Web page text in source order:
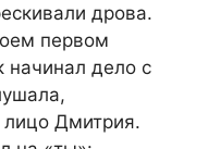
дрова.
первом
начинал дело с
лицо Дмитрия.